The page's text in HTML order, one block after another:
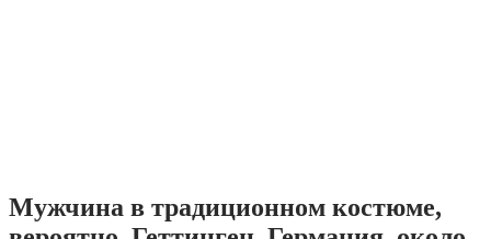
Мужчина в традиционном костюме,